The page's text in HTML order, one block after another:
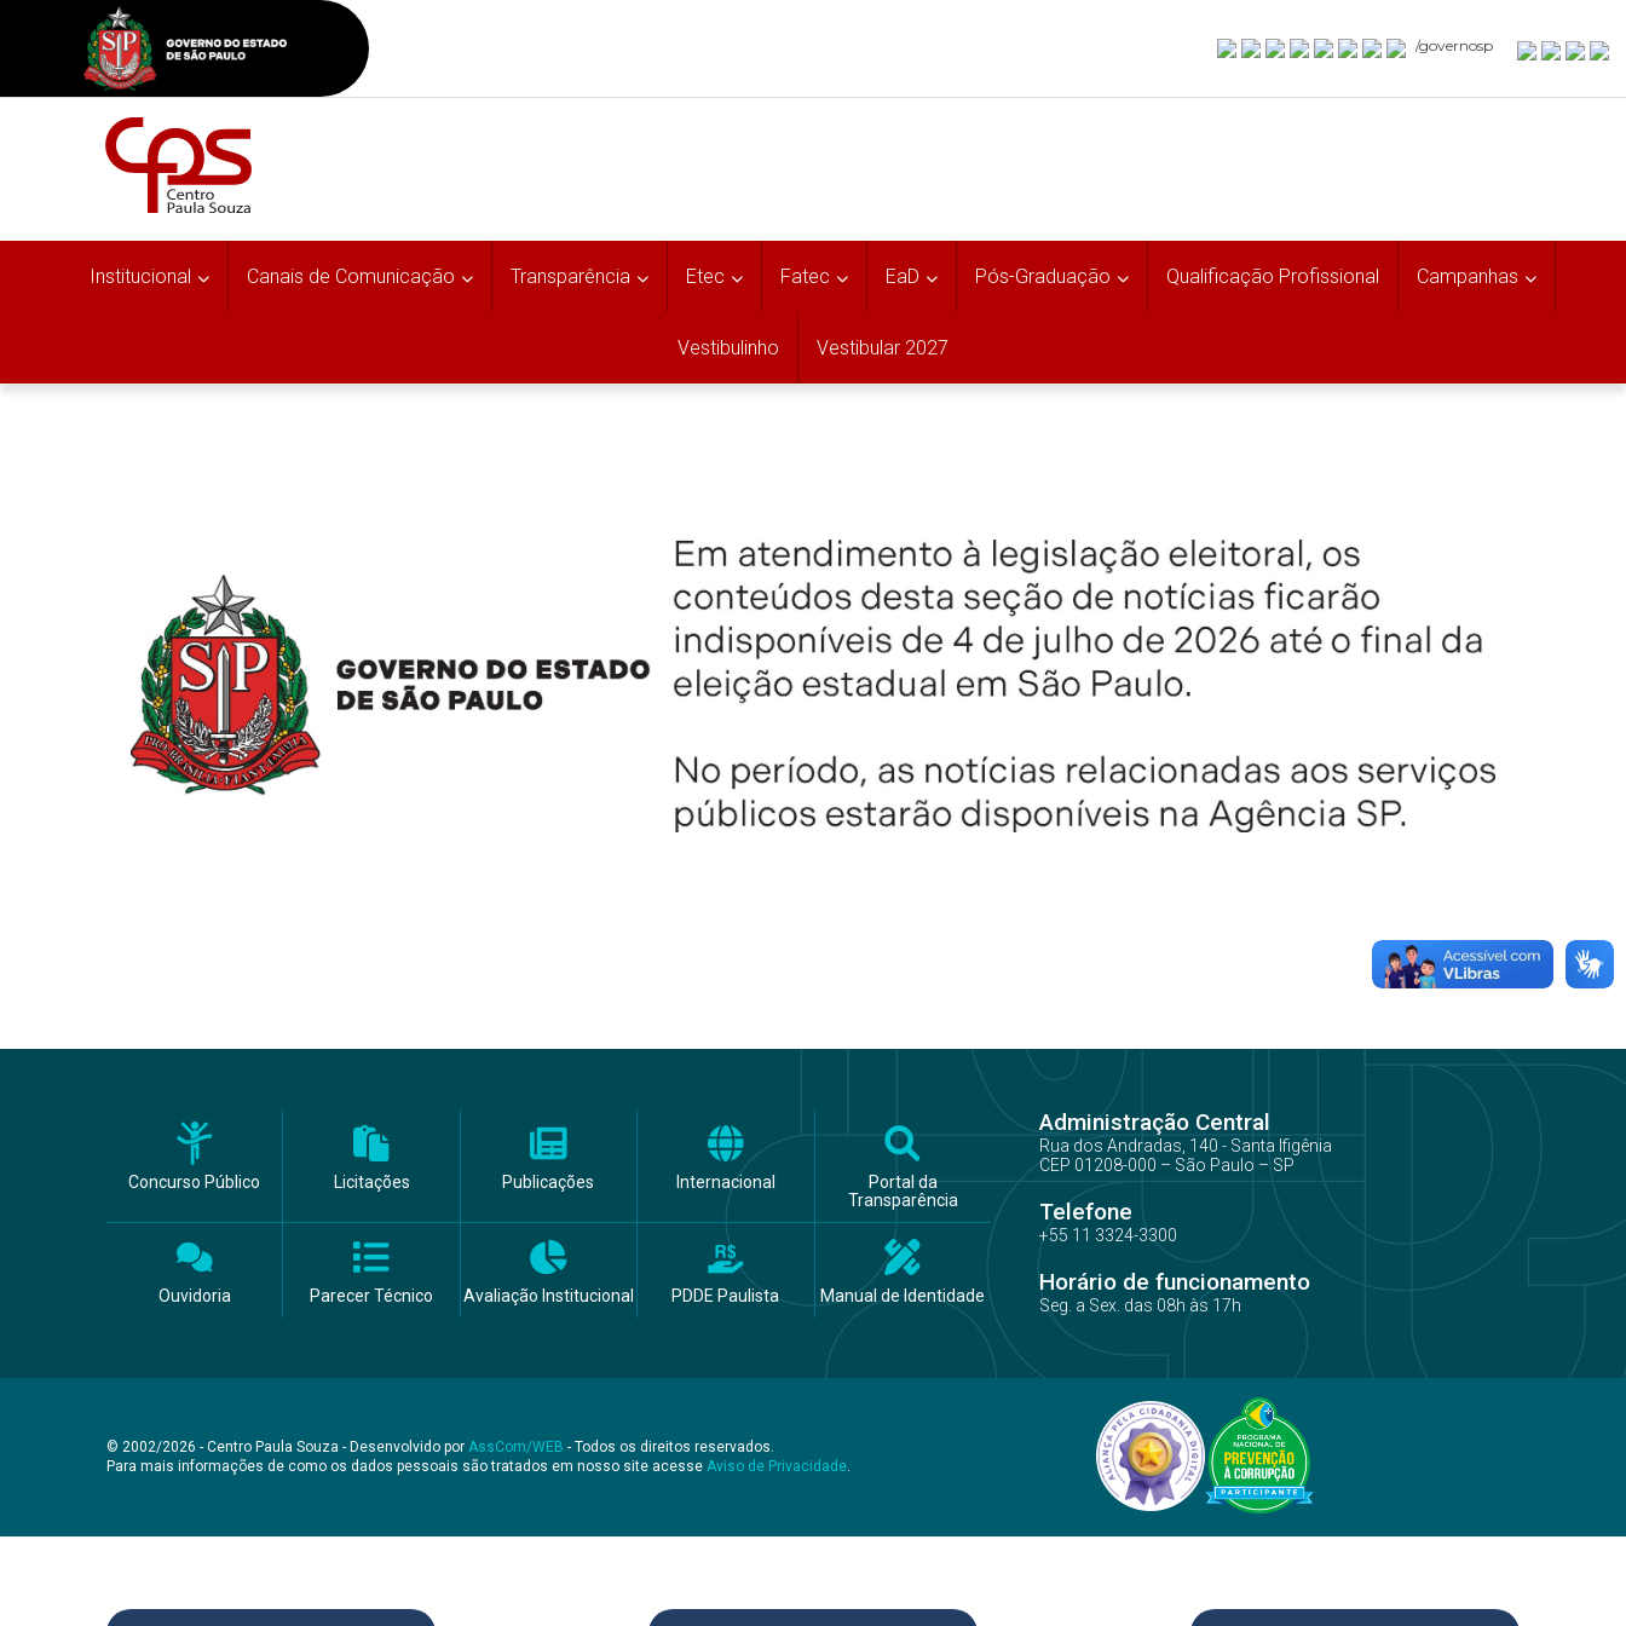
/governosp
Institucional Canais de Comunicação Transparência Etec Fatec EaD Pós-Graduação Qualificação Profissional Campanhas
Vestibulinho Vestibular 2027
Concurso Público Licitações Publicações Internacional
Portal da
Transparência
Ouvidoria Parecer Técnico Avaliação Institucional PDDE Paulista Manual de Identidade
Administração Central
Rua dos Andradas, 140 - Santa Ifigênia
CEP 01208-000 – São Paulo – SP
Telefone
+55 11 3324-3300
Horário de funcionamento
Seg. a Sex. das 08h às 17h
© 2002/2026 - Centro Paula Souza - Desenvolvido por AssCom/WEB - Todos os direitos reservados.
Para mais informações de como os dados pessoais são tratados em nosso site acesse Aviso de Privacidade